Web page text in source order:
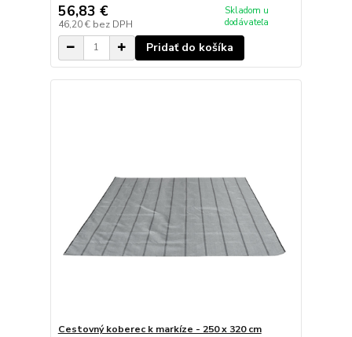
56,83 €
46,20 € bez DPH
Skladom u
dodávateľa
Pridať do košíka
Cestovný koberec k markíze - 250 x 320 cm